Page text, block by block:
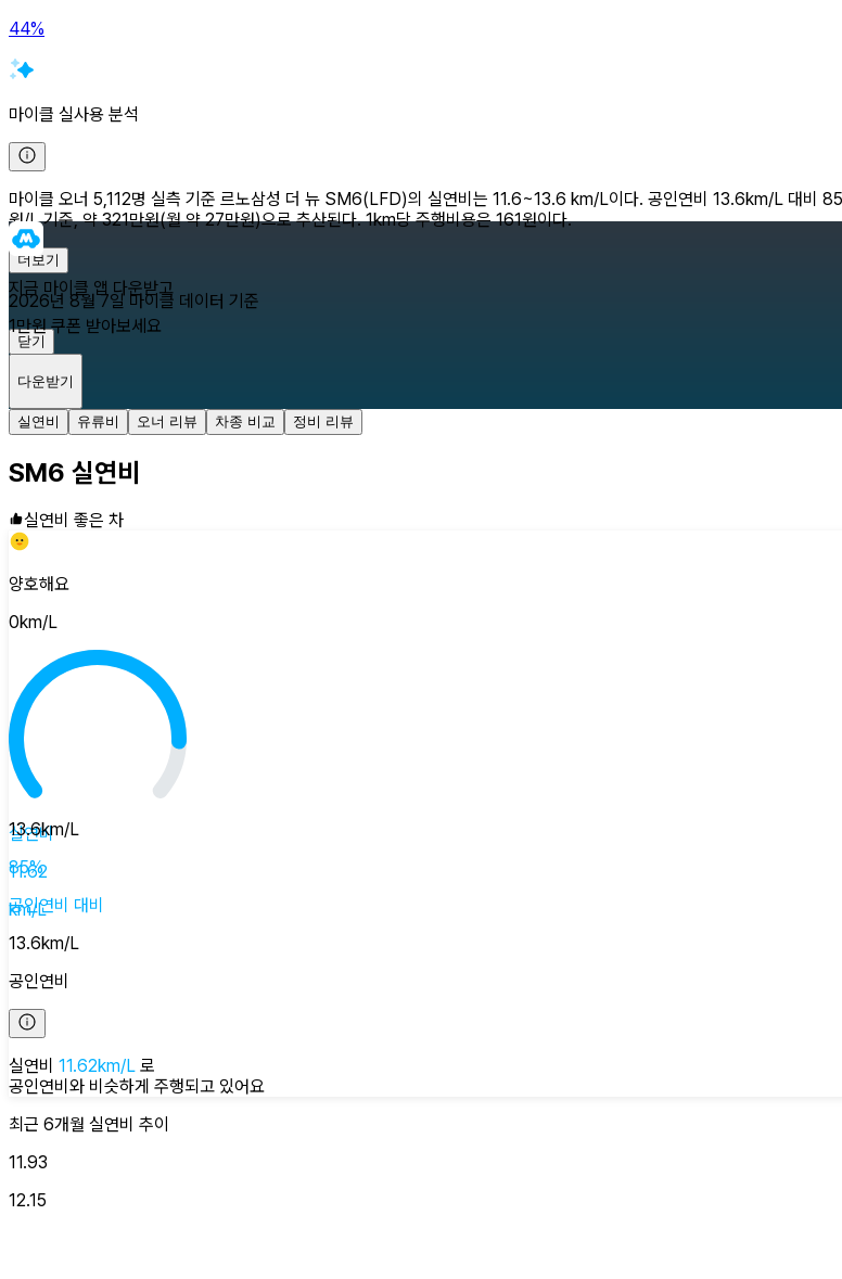
44%
마이클 실사용 분석
마이클 오너 5,112명 실측 기준 르노삼성 더 뉴 SM6(LFD)의 실연비는 11.6~13.6 km/L이다. 공인연비 13.6km/L 대비
원/L 기준, 약 321만원(월 약 27만원)으로 추산된다. 1km당 주행비용은 161원이다.
더보기
2026년 8월 7일 마이클 데이터 기준
닫기
지금 마이클 앱 다운받고
1만원 쿠폰 받아보세요
다운받기
실연비 유류비 오너 리뷰 차종 비교 정비 리뷰
SM6 실연비
실연비 좋은 차
양호해요
0km/L
실연비
11.62
km/L
13.6km/L
85%
공인연비 대비
13.6km/L
공인연비
실연비 11.62km/L 로
공인연비와 비슷하게 주행되고 있어요
최근 6개월 실연비 추이
11.93
12.15